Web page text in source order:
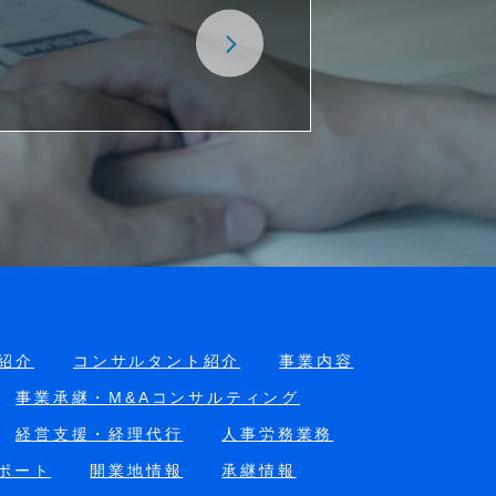
介 コンサルタント紹介 事業内容
事業承継・M&Aコンサルティング
経営支援・経理代行 人事労務業務
ート 開業地情報 承継情報